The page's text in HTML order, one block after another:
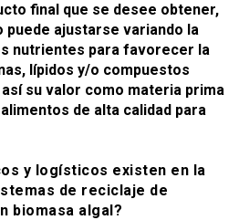
final que se desee obtener,
puede ajustarse variando la
nutrientes para favorecer la
lípidos y/o compuestos
su valor como materia prima
de alta calidad para
y logísticos existen en la
de reciclaje de
biomasa algal?